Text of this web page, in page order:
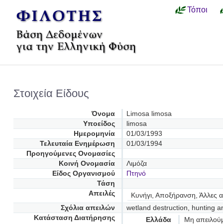
Τόποι
Στοιχεία Είδους
Όνομα
Limosa limosa
Υποείδος
limosa
Ημερομηνία
01/03/1993
Τελευταία Ενημέρωση
01/03/1994
Προηγούμενες Oνομασίες
Κοινή Ονομασία
Λιμόζα
Είδος Οργανισμού
Πτηνό
Τάση
Απειλές
Κυνήγι, Αποξήρανση, Άλλες
Σχόλια απειλών
wetland destruction, hunting
Κατάσταση Διατήρησης
Ελλάδα
Μη